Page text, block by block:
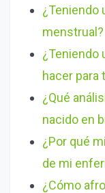
¿Teniendo
menstrual?
¿Teniendo
hacer para
¿Qué
nacido en
¿Por qué
de mi
¿Cómo